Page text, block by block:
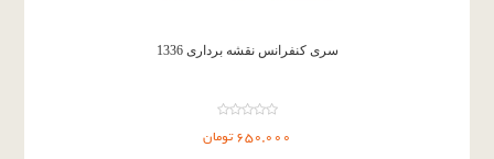
سری کنفرانس نقشه برداری 1336
650,000 تومان